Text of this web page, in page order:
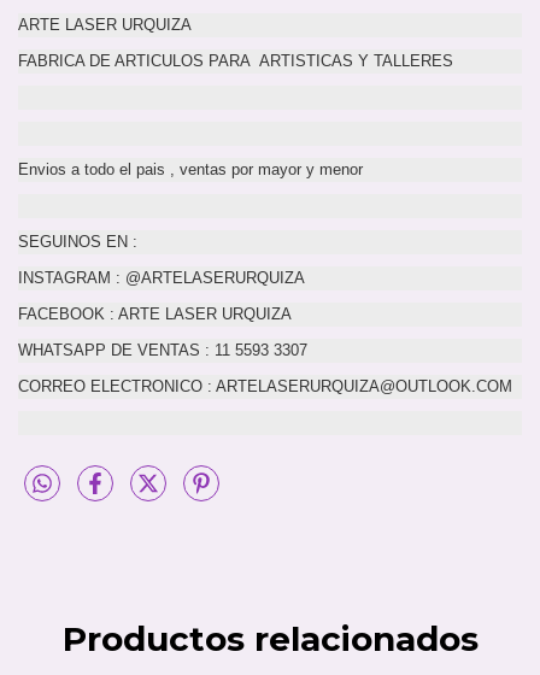
ARTE LASER URQUIZA
FABRICA DE ARTICULOS PARA ARTISTICAS Y TALLERES
Envios a todo el pais , ventas por mayor y menor
SEGUINOS EN :
INSTAGRAM : @ARTELASERURQUIZA
FACEBOOK : ARTE LASER URQUIZA
WHATSAPP DE VENTAS : 11 5593 3307
CORREO ELECTRONICO : ARTELASERURQUIZA@OUTLOOK.COM
Productos relacionados